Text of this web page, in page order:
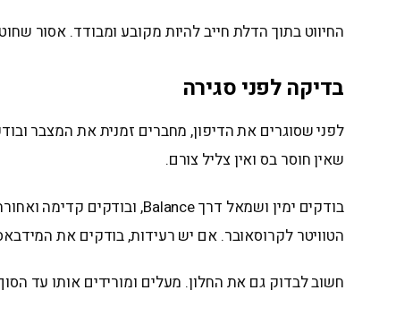
החיווט בתוך הדלת חייב להיות מקובע ומבודד. אסור
בדיקה לפני סגירה
לפני שסוגרים את הדיפון, מחברים זמנית את המצבר
שאין חוסר בס ואין צליל צורם.
הטוויטר לקרוסאובר. אם יש רעידות, בודקים את
חשוב לבדוק גם את החלון. מעלים ומורידים אותו עד